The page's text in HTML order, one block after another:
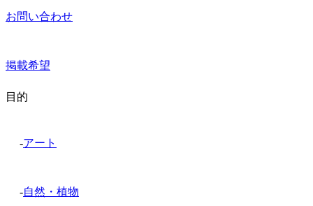
お問い合わせ
掲載希望
目的
-アート
-自然・植物